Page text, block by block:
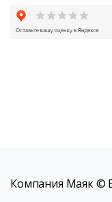
Компания Маяк ©